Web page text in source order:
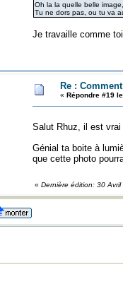
Oh la la quelle belle
Tu ne dors pas, ou tu va
Je travaille comme
Re :
« Répondre #19
Salut Rhuz, il est
Génial ta boite à
que cette photo
« Dernière édition: 30